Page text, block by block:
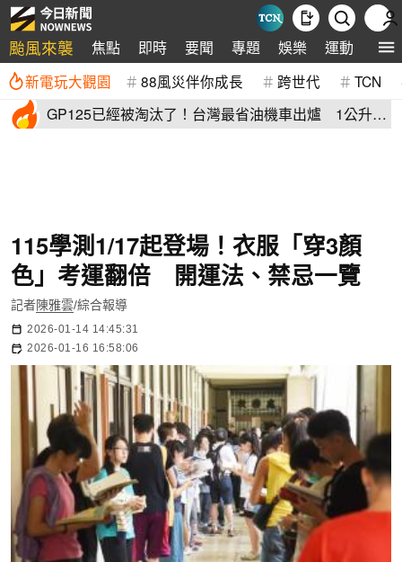
颱風來襲 焦點 即時 要聞 專題 娛樂 運動 全球
新電玩大觀園 88風災伴你成長 跨世代 TCN
GP125已經被淘汰了！台灣最省油機車出爐 1公升油
115學測1/17起登場！衣服「穿3顏
色」考運翻倍 開運法、禁忌一覽
記者陳雅雲/綜合報導
2026-01-14 14:45:31
2026-01-16 16:58:06